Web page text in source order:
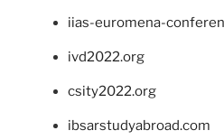
iias-euromena-
ivd2022.org
csity2022.org
ibsarstudyabroad.com